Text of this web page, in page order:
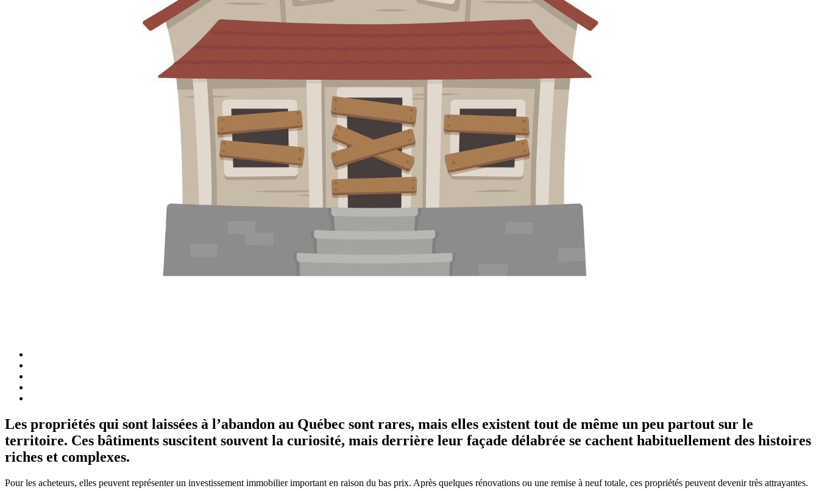
Les propriétés qui sont laissées à l’abandon au Québec sont rares, mais elles existent tout de même un peu partout sur le
territoire. Ces bâtiments suscitent souvent la curiosité, mais derrière leur façade délabrée se cachent habituellement des histoires
riches et complexes.
Pour les acheteurs, elles peuvent représenter un investissement immobilier important en raison du bas prix. Après quelques rénovations ou une remise à neuf totale, ces propriétés peuvent devenir très attrayantes.